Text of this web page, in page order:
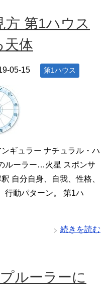
方 第1ハウス
天体
05-15 第1ハウス
ギュラー ナチュラル・ハ
ルーラー…火星 スポンサ
自分自身、自我、性格、
行動パターン。 第1ハ
続きを読む
ルーラーに